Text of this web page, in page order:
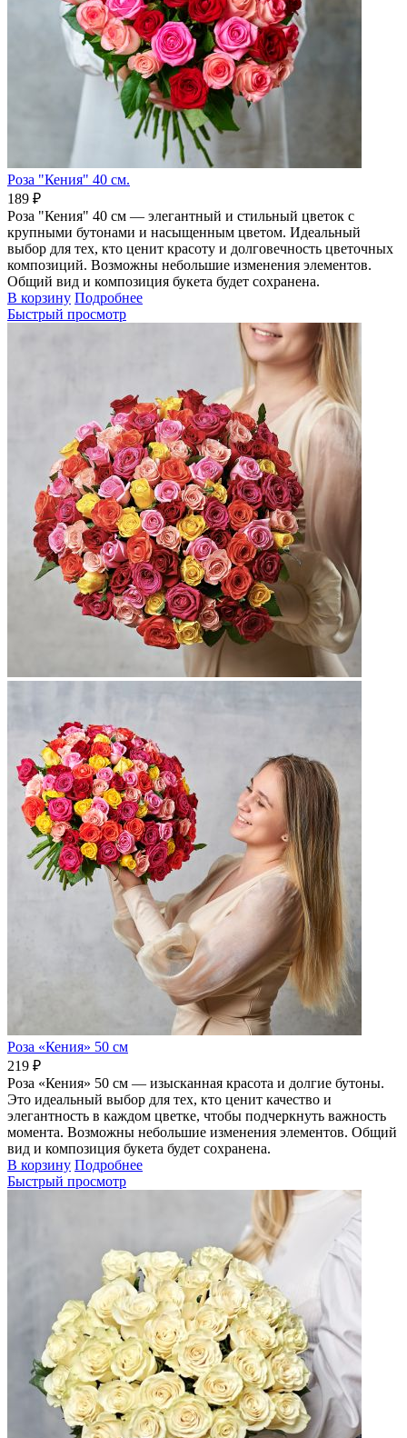
Роза "Кения" 40 см.
189 ₽
Роза "Кения" 40 см — элегантный и стильный цветок с
крупными бутонами и насыщенным цветом. Идеальный
выбор для тех, кто ценит красоту и долговечность цветочных
композиций. Возможны небольшие изменения элементов.
Общий вид и композиция букета будет сохранена.
В корзину Подробнее
Быстрый просмотр
Роза «Кения» 50 см
219 ₽
Роза «Кения» 50 см — изысканная красота и долгие бутоны.
Это идеальный выбор для тех, кто ценит качество и
элегантность в каждом цветке, чтобы подчеркнуть важность
момента. Возможны небольшие изменения элементов. Общий
вид и композиция букета будет сохранена.
В корзину Подробнее
Быстрый просмотр